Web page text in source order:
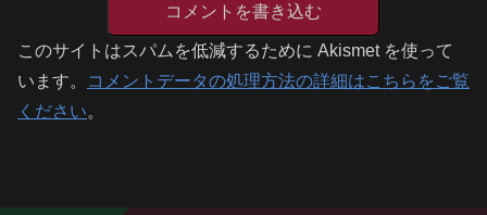
コメントを書き込む
このサイトはスパムを低減するために Akismet を使って
います。
コメントデータの処理方法の詳細はこちらをご覧
ください。